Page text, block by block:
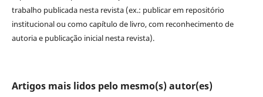
trabalho publicada nesta revista (ex.: publicar em repositório
institucional ou como capítulo de livro, com reconhecimento de
autoria e publicação inicial nesta revista).
Artigos mais lidos pelo mesmo(s) autor(es)